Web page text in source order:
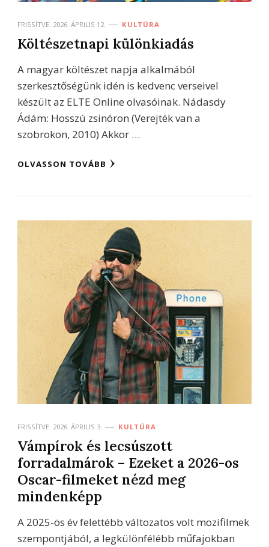
FRISSÍTVE: 2026. ÁPRILIS 12. KULTÚRA
Költészetnapi különkiadás
A magyar költészet napja alkalmából
szerkesztőségünk idén is kedvenc verseivel
készült az ELTE Online olvasóinak. Nádasdy
Ádám: Hosszú zsinóron (Verejték van a
szobrokon, 2010) Akkor …
OLVASSON TOVÁBB
FRISSÍTVE: 2026. ÁPRILIS 3. KULTÚRA
Vámpírok és lecsúszott
forradalmárok – Ezeket a 2026-os
Oscar-filmeket nézd meg
mindenképp
A 2025-ös év felettébb változatos volt mozifilmek
szempontjából, a legkülönfélébb műfajokban